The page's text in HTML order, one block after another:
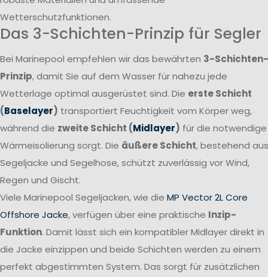
Wetterschutzfunktionen.
Das 3-Schichten-Prinzip für Segler
Bei Marinepool empfehlen wir das bewährten 3-Schichten-
Prinzip, damit Sie auf dem Wasser für nahezu jede
Wetterlage optimal ausgerüstet sind. Die erste Schicht
(Baselayer) transportiert Feuchtigkeit vom Körper weg,
während die zweite Schicht (Midlayer) für die notwendige
Wärmeisolierung sorgt. Die äußere Schicht, bestehend aus
Segeljacke und Segelhose, schützt zuverlässig vor Wind,
Regen und Gischt.
Viele Marinepool Segeljacken, wie die MP Vector 2L Core
Offshore Jacke, verfügen über eine praktische Inzip-
Funktion. Damit lässt sich ein kompatibler Midlayer direkt in
die Jacke einzippen und beide Schichten werden zu einem
perfekt abgestimmten System. Das sorgt für zusätzlichen